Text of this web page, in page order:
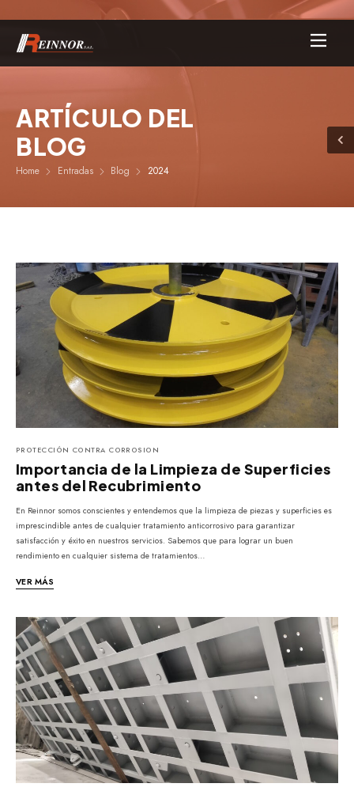
ARTÍCULO DEL
BLOG
Home Entradas Blog 2024
PROTECCIÓN CONTRA CORROSION
Importancia de la Limpieza de Superficies
antes del Recubrimiento
En Reinnor somos conscientes y entendemos que la limpieza de piezas y superficies es
imprescindible antes de cualquier tratamiento anticorrosivo para garantizar
satisfacción y éxito en nuestros servicios. Sabemos que para lograr un buen
rendimiento en cualquier sistema de tratamientos…
VER MÁS